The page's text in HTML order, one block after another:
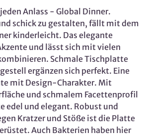
Anlass - Global Dinner.
schick zu gestalten, fällt mit dem
kinderleicht. Das elegante
und lässt sich mit vielen
Schmale Tischplatte
ergänzen sich perfekt. Eine
mit Design-Charakter. Mit
und schmalem Facettenprofil
edel und elegant. Robust und
Kratzer und Stöße ist die Platte
Auch Bakterien haben hier